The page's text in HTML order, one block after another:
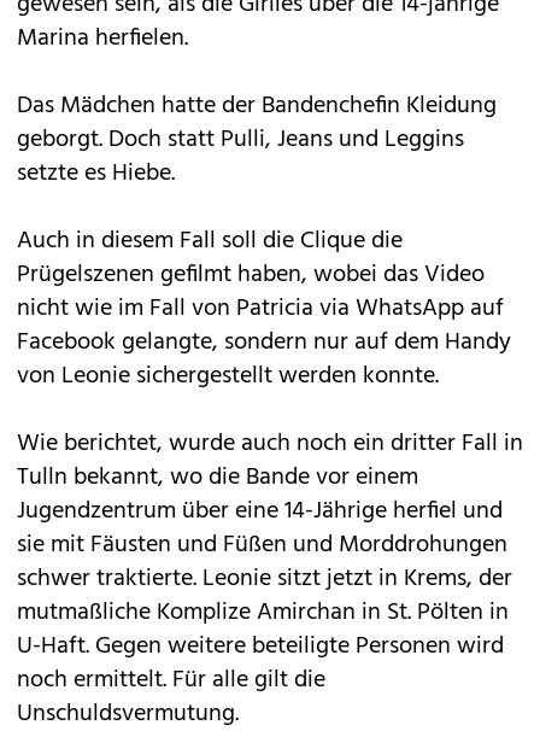
Marina herfielen.
Das Mädchen hatte der Bandenchefin Kleidung
geborgt. Doch statt Pulli, Jeans und Leggins
setzte es Hiebe.
Auch in diesem Fall soll die Clique die
Prügelszenen gefilmt haben, wobei das Video
nicht wie im Fall von Patricia via WhatsApp auf
Facebook gelangte, sondern nur auf dem Handy
von Leonie sichergestellt werden konnte.
Wie berichtet, wurde auch noch ein dritter Fall in
Tulln bekannt, wo die Bande vor einem
Jugendzentrum über eine 14-Jährige herfiel und
sie mit Fäusten und Füßen und Morddrohungen
schwer traktierte. Leonie sitzt jetzt in Krems, der
mutmaßliche Komplize Amirchan in St. Pölten in
U-Haft. Gegen weitere beteiligte Personen wird
noch ermittelt. Für alle gilt die
Unschuldsvermutung.